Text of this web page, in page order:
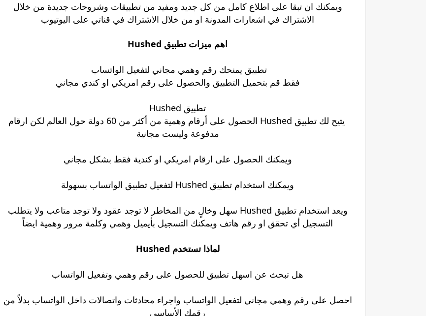
ويمكنك ان تبقا على اطلاع كامل من كل جديد ومفيد من تطبيقات وشروحات جديدة من خلال
الاشتراك في اشعارات المدونة او من خلال الاشتراك في قناتي على اليوتيوب
اهم ميزات تطبيق Hushed
تطبيق يمنحك رقم وهمي مجاني لتفعيل الواتساب
فقط قم بتحميل التطبيق والحصول على رقم امريكي او كندي مجاني
تطبيق Hushed
يتيح لك تطبيق Hushed الحصول على أرقام وهمية من أكثر من 60 دولة حول العالم لكن ارقام
مدفوعة وليست مجانية
ويمكنك الحصول على ارقام امريكي او كندية فقط بشكل مجاني
ويمكنك استخدام تطبيق Hushed لتفعيل تطبيق الواتساب بسهولة
ويعد استخدام تطبيق Hushed سهل وخالٍ من المخاطر لا توجد عقود ولا توجد متاعب ولا يتطلب
التسجيل أي تحقق او رقم هاتف ويمكنك التسجيل بأيميل وهمي وكلمة مرور وهمية ايضاً
لماذا تستخدم Hushed
هل تبحث عن اسهل تطبيق للحصول على رقم وهمي وتفعيل الواتساب
احصل على رقم وهمي مجاني لتفعيل الواتساب واجراء محادثات واتصالات داخل الواتساب بدلاً من
رقمك الأساسي